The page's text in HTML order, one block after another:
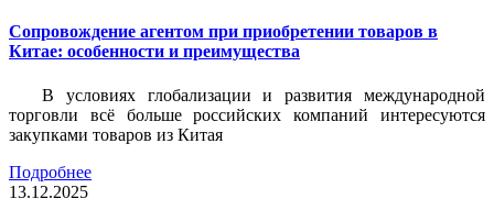
Сопровождение агентом при приобретении товаров в
Китае: особенности и преимущества
В условиях глобализации и развития международной
торговли всё больше российских компаний интересуются
закупками товаров из Китая
Подробнее
13.12.2025